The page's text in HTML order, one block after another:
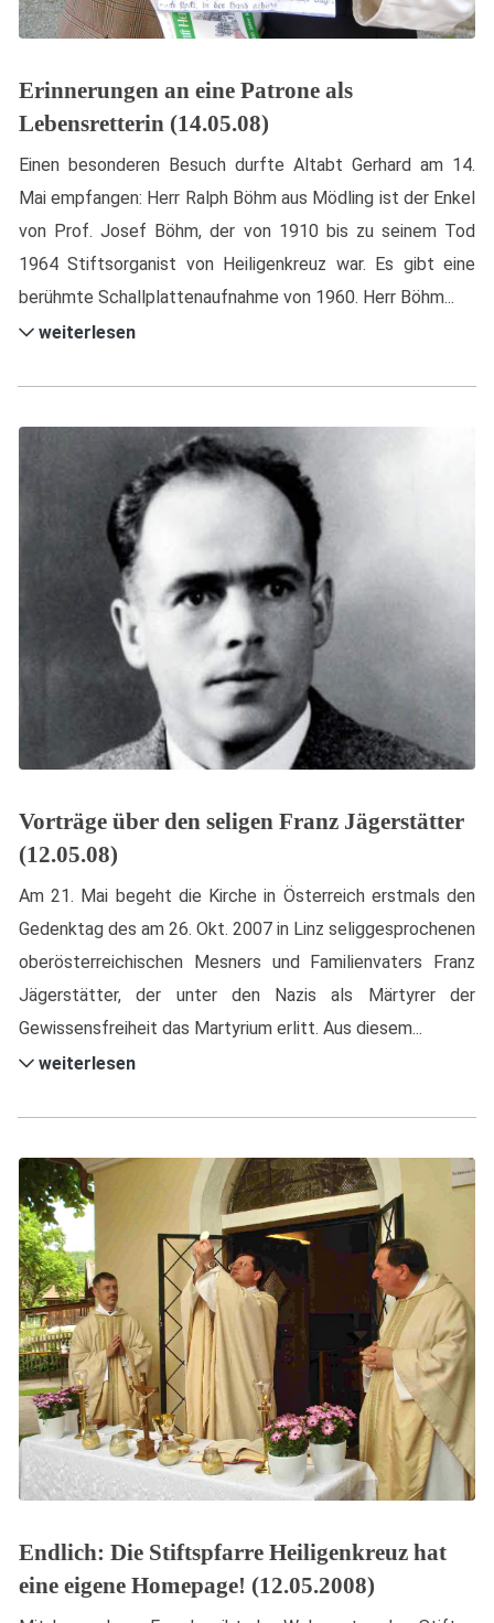
Erinnerungen an eine Patrone als
Lebensretterin (14.05.08)
Einen besonderen Besuch durfte Altabt Gerhard am 14.
Mai empfangen: Herr Ralph Böhm aus Mödling ist der Enkel
von Prof. Josef Böhm, der von 1910 bis zu seinem Tod
1964 Stiftsorganist von Heiligenkreuz war. Es gibt eine
berühmte Schallplattenaufnahme von 1960. Herr Böhm...
weiterlesen
Vorträge über den seligen Franz Jägerstätter
(12.05.08)
Am 21. Mai begeht die Kirche in Österreich erstmals den
Gedenktag des am 26. Okt. 2007 in Linz seliggesprochenen
oberösterreichischen Mesners und Familienvaters Franz
Jägerstätter, der unter den Nazis als Märtyrer der
Gewissensfreiheit das Martyrium erlitt. Aus diesem...
weiterlesen
Endlich: Die Stiftspfarre Heiligenkreuz hat
eine eigene Homepage! (12.05.2008)